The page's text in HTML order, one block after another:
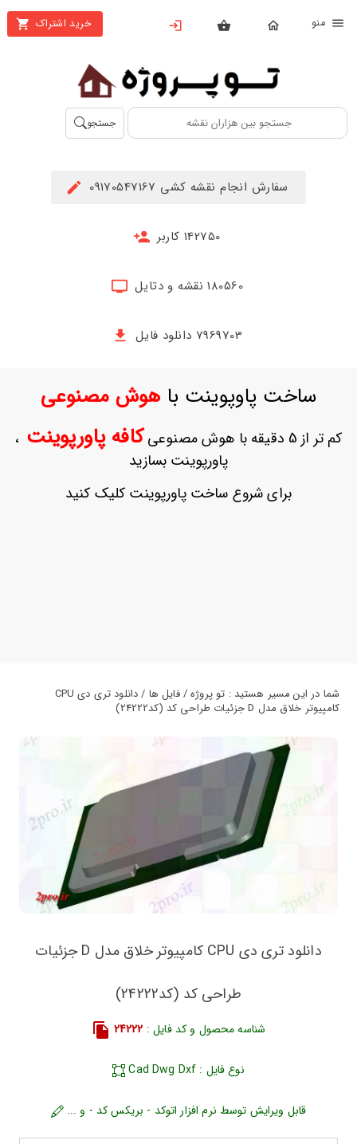
خرید اشتراک
بستن
محصولات
تهیه
اشتراک
حساب
ثبت
بازیابی
جستجو
سفارش انجام نقشه کشی 09170547167
142750 کاربر
180560 نقشه و دتایل
7969703 دانلود فایل
ساخت پاوپوینت باهوش مصنوعی
کم تر از 5 دقیقه با هوش مصنوعی کافه پاورپوینت ،
پاورپوینت بسازید
برای شروع ساخت پاورپوینت کلیک کنید
شما در این مسیر هستید : تو پروژه / فایل ها / دانلود تری دی CPU
کامپیوتر خلاق مدل D جزئیات طراحی کد (کد24222)
دانلود تری دی CPU کامپیوتر خلاق مدل D جزئیات
طراحی کد (کد24222)
شناسه محصول و کد فایل : 24222
نوع فایل : Cad Dwg Dxf
قابل ویرایش توسط نرم افزار اتوکد - بریکس کد - و ...